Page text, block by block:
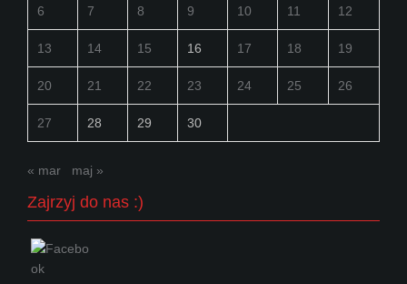
6 7 8 9 10 11 12
13 14 15 16 17 18 19
20 21 22 23 24 25 26
27 28 29 30
« mar maj »
Zajrzyj do nas :)